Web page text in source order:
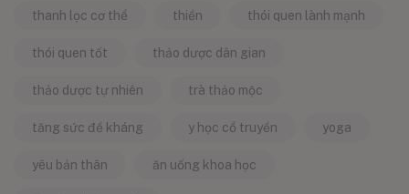
thanh lọc cơ thể thiền thói quen lành mạnh
thói quen tốt thảo dược dân gian
thảo dược tự nhiên trà thảo mộc
tăng sức đề kháng y học cổ truyền yoga
yêu bản thân ăn uống khoa học